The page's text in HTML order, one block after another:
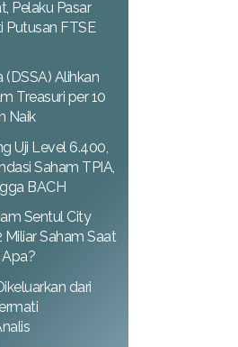
Pelaku Pasar
Putusan FTSE
(DSSA) Alihkan
Treasuri per 10
Naik
Uji Level 6.400,
Saham TPIA,
BACH
Sentul City
Miliar Saham Saat
Apa?
dari